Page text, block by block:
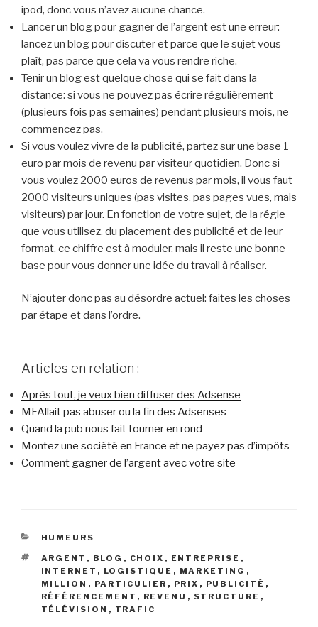
ipod, donc vous n’avez aucune chance.
Lancer un blog pour gagner de l’argent est une erreur:
lancez un blog pour discuter et parce que le sujet vous
plaît, pas parce que cela va vous rendre riche.
Tenir un blog est quelque chose qui se fait dans la
distance: si vous ne pouvez pas écrire régulièrement
(plusieurs fois pas semaines) pendant plusieurs mois, ne
commencez pas.
Si vous voulez vivre de la publicité, partez sur une base 1
euro par mois de revenu par visiteur quotidien. Donc si
vous voulez 2000 euros de revenus par mois, il vous faut
2000 visiteurs uniques (pas visites, pas pages vues, mais
visiteurs) par jour. En fonction de votre sujet, de la régie
que vous utilisez, du placement des publicité et de leur
format, ce chiffre est à moduler, mais il reste une bonne
base pour vous donner une idée du travail à réaliser.
N’ajouter donc pas au désordre actuel: faites les choses
par étape et dans l’ordre.
Articles en relation :
Après tout, je veux bien diffuser des Adsense
MFAllait pas abuser ou la fin des Adsenses
Quand la pub nous fait tourner en rond
Montez une société en France et ne payez pas d’impôts
Comment gagner de l’argent avec votre site
CATÉGORIES
HUMEURS
ÉTIQUETTES
ARGENT , BLOG , CHOIX , ENTREPRISE ,
INTERNET , LOGISTIQUE , MARKETING ,
MILLION , PARTICULIER , PRIX , PUBLICITÉ ,
RÉFÉRENCEMENT , REVENU , STRUCTURE ,
TÉLÉVISION , TRAFIC